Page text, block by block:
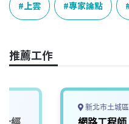
e
b
o
k
e
e
a
k
n
上雲 專家論點
推薦工作
新北市土城區